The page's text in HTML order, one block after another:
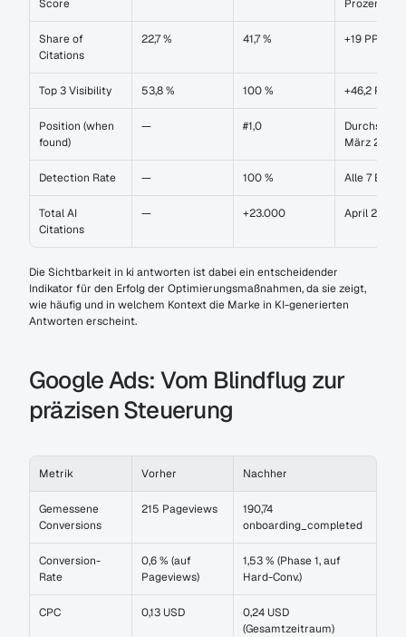
Score
Share of
Citations
22,7 % 41,7 % +19 PP
Top 3 Visibility 53,8 % 100 % +46,2 PP
Position (when
found)
— #1,0
März 2026
Detection Rate — 100 % Alle 7
Total AI
Citations
— +23.000 April 2026
Die Sichtbarkeit in ki antworten ist dabei ein entscheidender
Indikator für den Erfolg der Optimierungsmaßnahmen, da sie zeigt,
wie häufig und in welchem Kontext die Marke in KI-generierten
Antworten erscheint.
Google Ads: Vom Blindflug zur
präzisen Steuerung
Metrik Vorher Nachher
Gemessene
Conversions
215 Pageviews
190,74
onboarding_completed
Conversion-
Rate
0,6 % (auf
Pageviews)
1,53 % (Phase 1, auf
Hard-Conv.)
CPC 0,13 USD
0,24 USD
(Gesamtzeitraum)